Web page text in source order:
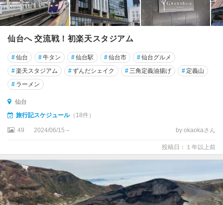
仙台へ 交流戦！初楽天スタジアム
#仙台 #牛タン #仙台駅 #仙台市 #仙台グルメ
#楽天スタジアム #ずんだシェイク # 三角定義油揚げ # 定義山
# ラーメン
仙台
旅行記スケジュール（18件）
49 2024/06/15～ by okaokaさん
投稿日：１年以上前